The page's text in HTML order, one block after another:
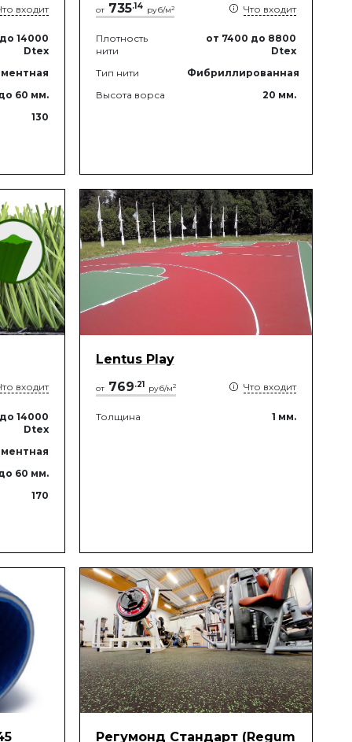
входит
14000
Dtex
60 мм.
130
от 735.14 руб/м2 Что входит
Плотность
нити
от 7400 до 8800
Dtex
Тип нити
Фибриллированная
Высота ворса
20 мм.
входит
14000
Dtex
60 мм.
170
Lentus Play
от 769.21 руб/м2 Что входит
Толщина 1 мм.
Регумонд Стандарт (Regum